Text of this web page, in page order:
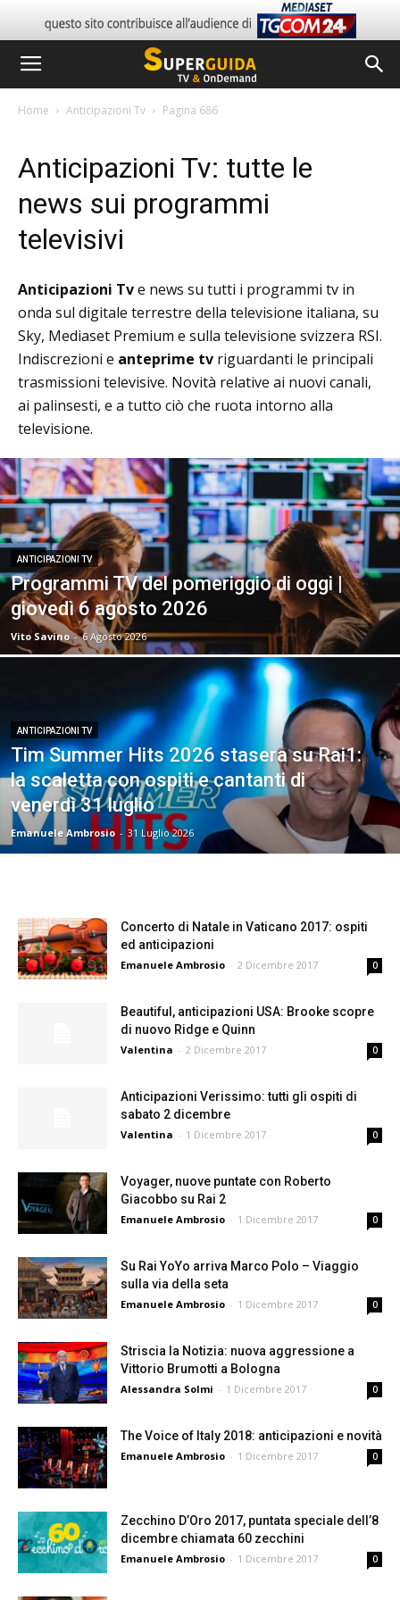
Home Anticipazioni Tv Pagina 686
Anticipazioni Tv: tutte le
news sui programmi
televisivi
Anticipazioni Tve news su tutti i programmi tv in
onda sul digitale terrestre della televisione italiana, su
Sky, Mediaset Premium e sulla televisione svizzera RSI.
Indiscrezioni e anteprime tv riguardanti le principali
trasmissioni televisive. Novità relative ai nuovi canali,
ai palinsesti, e a tutto ciò che ruota intorno alla
televisione.
ANTICIPAZIONI TV
Programmi TV del pomeriggio di oggi |
giovedì 6 agosto 2026
Vito Savino - 6 Agosto 2026
ANTICIPAZIONI TV
Tim Summer Hits 2026 stasera su Rai1:
la scaletta con ospiti e cantanti di
venerdì 31 luglio
Emanuele Ambrosio - 31 Luglio 2026
Concerto di Natale in Vaticano 2017: ospiti
ed anticipazioni
Emanuele Ambrosio - 2 Dicembre 2017 0
Beautiful, anticipazioni USA: Brooke scopre
di nuovo Ridge e Quinn
Valentina - 2 Dicembre 2017 0
Anticipazioni Verissimo: tutti gli ospiti di
sabato 2 dicembre
Valentina - 1 Dicembre 2017 0
Voyager, nuove puntate con Roberto
Giacobbo su Rai 2
Emanuele Ambrosio - 1 Dicembre 2017 0
Su Rai YoYo arriva Marco Polo – Viaggio
sulla via della seta
Emanuele Ambrosio - 1 Dicembre 2017 0
Striscia la Notizia: nuova aggressione a
Vittorio Brumotti a Bologna
Alessandra Solmi - 1 Dicembre 2017 0
The Voice of Italy 2018: anticipazioni e novità
Emanuele Ambrosio - 1 Dicembre 2017 0
Zecchino D’Oro 2017, puntata speciale dell’8
dicembre chiamata 60 zecchini
Emanuele Ambrosio - 1 Dicembre 2017 0